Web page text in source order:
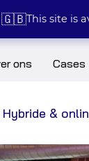
ons Cases
Hybride &
🇬🇧This site is